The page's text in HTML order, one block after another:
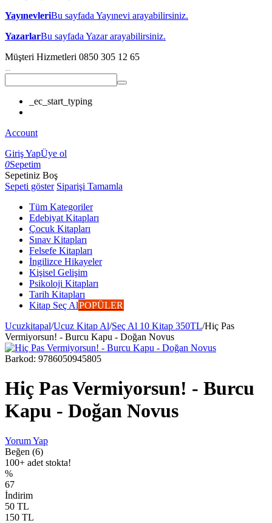
YayınevleriBu sayfada Yayınevi arayabilirsiniz.
YazarlarBu sayfada Yazar arayabilirsiniz.
Müşteri Hizmetleri 0850 305 12 65
_ec_start_typing
Account
Giriş YapÜye ol
0Sepetim
Sepetiniz Boş
Sepeti göster Siparişi Tamamla
Tüm Kategoriler
Edebiyat Kitapları
Çocuk Kitapları
Sınav Kitapları
Felsefe Kitapları
İngilizce Hikayeler
Kişisel Gelişim
Psikoloji Kitapları
Tarih Kitapları
Kitap Seç AlPOPÜLER
Ucuzkitapal/Ucuz Kitap Al/Seç Al 10 Kitap 350TL/Hiç Pas
Vermiyorsun! - Burcu Kapu - Doğan Novus
Barkod: 9786050945805
Hiç Pas Vermiyorsun! - Burcu
Kapu - Doğan Novus
Yorum Yap
Beğen (6)
100+ adet stokta!
%
67
İndirim
50 TL
150 TL